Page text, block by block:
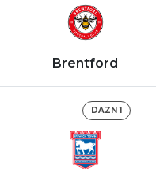
Brentford
DAZN 1